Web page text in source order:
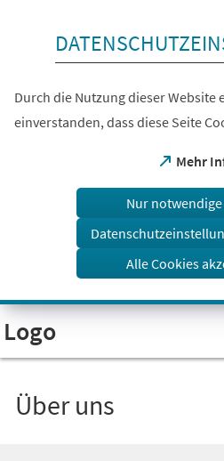
Visuelle
Assistenzsoftware
öffnen.
Durch die Nutzung dieser Website
einverstanden, dass diese Seite
Mehr
(Öffnet
einem
Tab)
Nur
Alle Cookies
Logo
Über uns